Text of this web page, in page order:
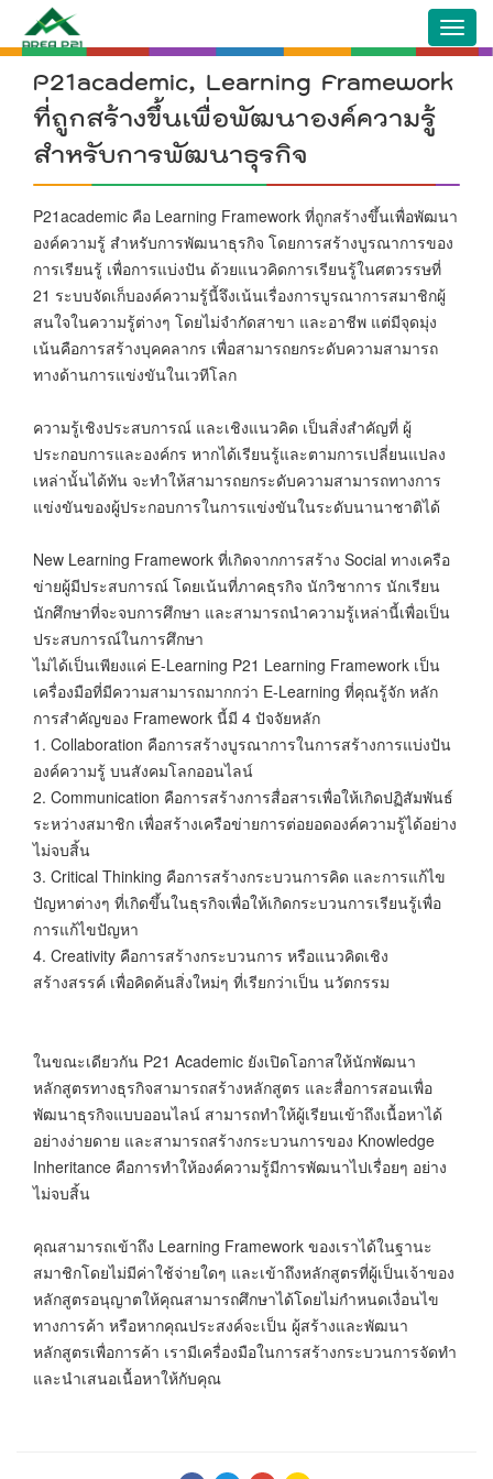
P21academic, Learning Framework
ที่ถูกสร้างขึ้นเพื่อพัฒนาองค์ความรู้
สำหรับการพัฒนาธุรกิจ
P21academic คือ Learning Framework ที่ถูกสร้างขึ้นเพื่อพัฒนา
องค์ความรู้ สำหรับการพัฒนาธุรกิจ โดยการสร้างบูรณาการของ
การเรียนรู้ เพื่อการแบ่งปัน ด้วยแนวคิดการเรียนรู้ในศตวรรษที่
21 ระบบจัดเก็บองค์ความรู้นี้จึงเน้นเรื่องการบูรณาการสมาชิกผู้
สนใจในความรู้ต่างๆ โดยไม่จำกัดสาขา และอาชีพ แต่มีจุดมุ่ง
เน้นคือการสร้างบุคคลากร เพื่อสามารถยกระดับความสามารถ
ทางด้านการแข่งขันในเวทีโลก
ความรู้เชิงประสบการณ์ และเชิงแนวคิด เป็นสิ่งสำคัญที่ ผู้
ประกอบการและองค์กร หากได้เรียนรู้และตามการเปลี่ยนแปลง
เหล่านั้นได้ทัน จะทำให้สามารถยกระดับความสามารถทางการ
แข่งขันของผู้ประกอบการในการแข่งขันในระดับนานาชาติได้
New Learning Framework ที่เกิดจากการสร้าง Social ทางเครือ
ข่ายผู้มีประสบการณ์ โดยเน้นที่ภาคธุรกิจ นักวิชาการ นักเรียน
นักศึกษาที่จะจบการศึกษา และสามารถนำความรู้เหล่านี้เพื่อเป็น
ประสบการณ์ในการศึกษา
ไม่ได้เป็นเพียงแค่ E-Learning P21 Learning Framework เป็น
เครื่องมือที่มีความสามารถมากกว่า E-Learning ที่คุณรู้จัก หลัก
การสำคัญของ Framework นี้มี 4 ปัจจัยหลัก
1. Collaboration คือการสร้างบูรณาการในการสร้างการแบ่งปัน
องค์ความรู้ บนสังคมโลกออนไลน์
2. Communication คือการสร้างการสื่อสารเพื่อให้เกิดปฏิสัมพันธ์
ระหว่างสมาชิก เพื่อสร้างเครือข่ายการต่อยอดองค์ความรู้ได้อย่าง
ไม่จบสิ้น
3. Critical Thinking คือการสร้างกระบวนการคิด และการแก้ไข
ปัญหาต่างๆ ที่เกิดขึ้นในธุรกิจเพื่อให้เกิดกระบวนการเรียนรู้เพื่อ
การแก้ไขปัญหา
4. Creativity คือการสร้างกระบวนการ หรือแนวคิดเชิง
สร้างสรรค์ เพื่อคิดค้นสิ่งใหม่ๆ ที่เรียกว่าเป็น นวัตกรรม
ในขณะเดียวกัน P21 Academic ยังเปิดโอกาสให้นักพัฒนา
หลักสูตรทางธุรกิจสามารถสร้างหลักสูตร และสื่อการสอนเพื่อ
พัฒนาธุรกิจแบบออนไลน์ สามารถทำให้ผู้เรียนเข้าถึงเนื้อหาได้
อย่างง่ายดาย และสามารถสร้างกระบวนการของ Knowledge
Inheritance คือการทำให้องค์ความรู้มีการพัฒนาไปเรื่อยๆ อย่าง
ไม่จบสิ้น
คุณสามารถเข้าถึง Learning Framework ของเราได้ในฐานะ
สมาชิกโดยไม่มีค่าใช้จ่ายใดๆ และเข้าถึงหลักสูตรที่ผู้เป็นเจ้าของ
หลักสูตรอนุญาตให้คุณสามารถศึกษาได้โดยไม่กำหนดเงื่อนไข
ทางการค้า หรือหากคุณประสงค์จะเป็น ผู้สร้างและพัฒนา
หลักสูตรเพื่อการค้า เรามีเครื่องมือในการสร้างกระบวนการจัดทำ
และนำเสนอเนื้อหาให้กับคุณ